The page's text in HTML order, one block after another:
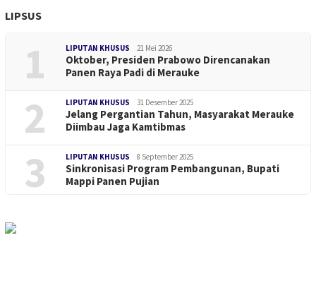
LIPSUS
1 LIPUTAN KHUSUS 21 Mei 2026
Oktober, Presiden Prabowo Direncanakan
Panen Raya Padi di Merauke
2 LIPUTAN KHUSUS 31 Desember 2025
Jelang Pergantian Tahun, Masyarakat Merauke
Diimbau Jaga Kamtibmas
3 LIPUTAN KHUSUS 8 September 2025
Sinkronisasi Program Pembangunan, Bupati
Mappi Panen Pujian